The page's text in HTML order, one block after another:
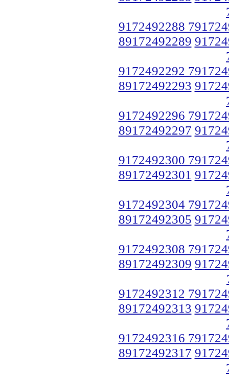
9172492288
89172492289
9172492292
89172492293
9172492296
89172492297
9172492300
89172492301
9172492304
89172492305
9172492308
89172492309
9172492312
89172492313
9172492316
89172492317